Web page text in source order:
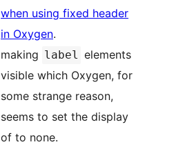
when using fixed header
in Oxygen.
making label elements
visible which Oxygen, for
some strange reason,
seems to set the display
of to none.